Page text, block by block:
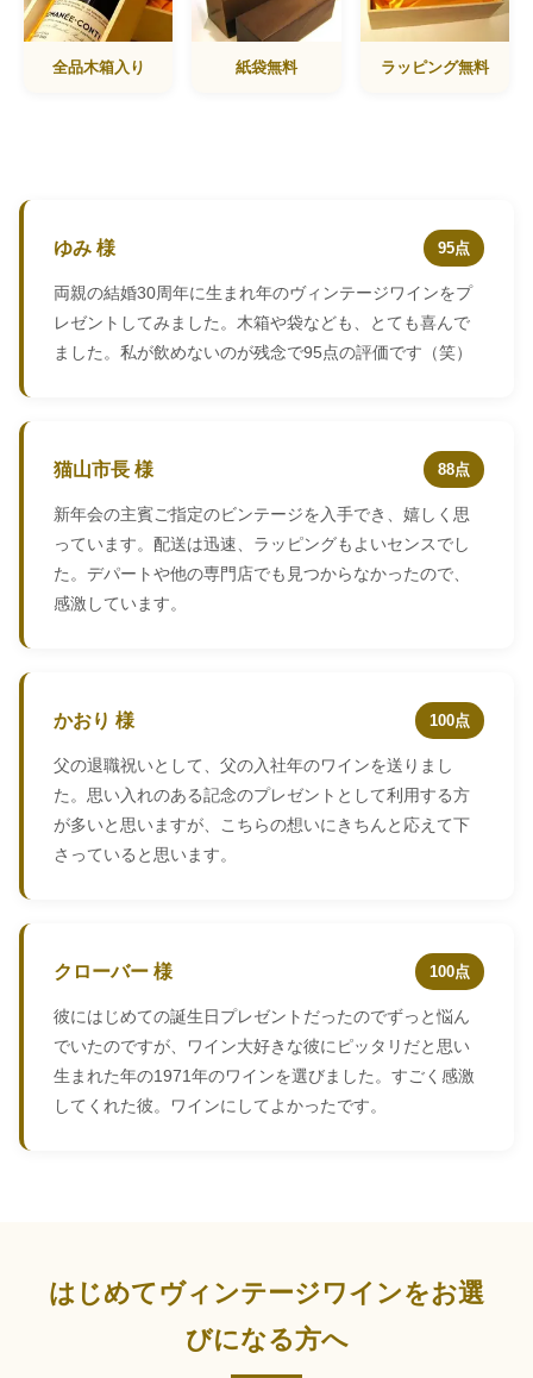
全品木箱入り 紙袋無料 ラッピング無料
ゆみ 様 95点
両親の結婚30周年に生まれ年のヴィンテージワインをプ
レゼントしてみました。木箱や袋なども、とても喜んで
ました。私が飲めないのが残念で95点の評価です（笑）
猫山市長 様 88点
新年会の主賓ご指定のビンテージを入手でき、嬉しく思
っています。配送は迅速、ラッピングもよいセンスでし
た。デパートや他の専門店でも見つからなかったので、
感激しています。
かおり 様 100点
父の退職祝いとして、父の入社年のワインを送りまし
た。思い入れのある記念のプレゼントとして利用する方
が多いと思いますが、こちらの想いにきちんと応えて下
さっていると思います。
クローバー 様 100点
彼にはじめての誕生日プレゼントだったのでずっと悩ん
でいたのですが、ワイン大好きな彼にピッタリだと思い
生まれた年の1971年のワインを選びました。すごく感激
してくれた彼。ワインにしてよかったです。
はじめてヴィンテージワインをお選
びになる方へ